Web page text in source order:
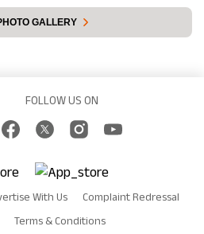
GALLERY
FOLLOW US ON
With Us
Complaint Redressal
Terms & Conditions